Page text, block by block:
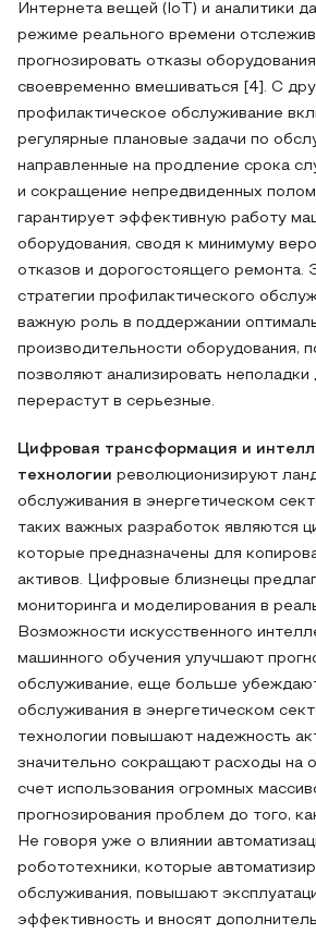
Интернета вещей (IoT) и аналитики
режиме реального времени
прогнозировать отказы
своевременно вмешиваться [4]. С
профилактическое обслуживание
регулярные плановые задачи по
направленные на продление срока
и сокращение непредвиденных
гарантирует эффективную работу
оборудования, сводя к минимуму
отказов и дорогостоящего ремонта.
стратегии профилактического
важную роль в поддержании
производительности оборудования,
позволяют анализировать неполадки
перерастут в серьезные.
Цифровая трансформация и
технологии революционизируют
обслуживания в энергетическом
таких важных разработок являются
которые предназначены для
активов. Цифровые близнецы
мониторинга и моделирования в
Возможности искусственного
машинного обучения улучшают
обслуживание, еще больше
обслуживания в энергетическом
технологии повышают надежность
значительно сокращают расходы на
счет использования огромных
прогнозирования проблем до того,
Не говоря уже о влиянии
робототехники, которые
обслуживания, повышают
эффективность и вносят